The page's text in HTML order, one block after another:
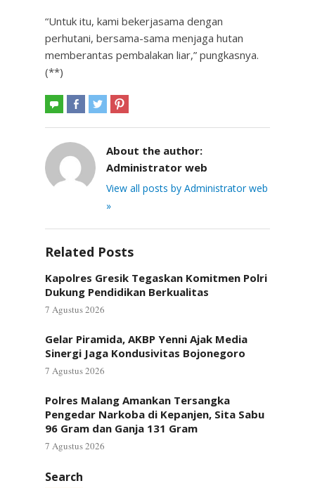
“Untuk itu, kami bekerjasama dengan
perhutani, bersama-sama menjaga hutan
memberantas pembalakan liar,” pungkasnya.
(**)
About the author:
Administrator web
View all posts by Administrator web
»
Related Posts
Kapolres Gresik Tegaskan Komitmen Polri
Dukung Pendidikan Berkualitas
7 Agustus 2026
Gelar Piramida, AKBP Yenni Ajak Media
Sinergi Jaga Kondusivitas Bojonegoro
7 Agustus 2026
Polres Malang Amankan Tersangka
Pengedar Narkoba di Kepanjen, Sita Sabu
96 Gram dan Ganja 131 Gram
7 Agustus 2026
Search